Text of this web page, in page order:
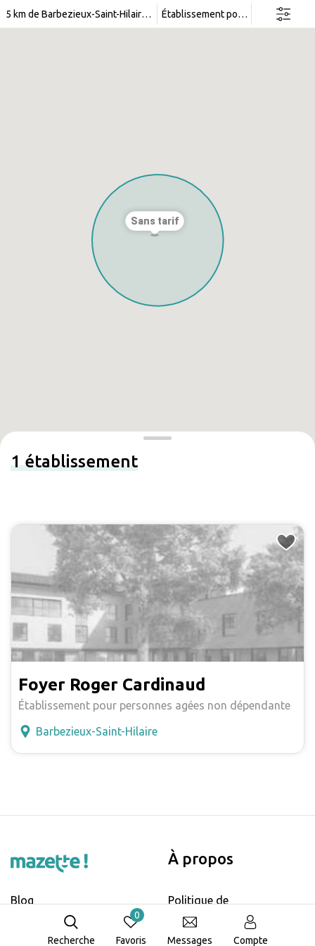
5 km de Barbezieux-Saint-Hilaire (16)Établissement pour personnes
1établissement
Foyer Roger Cardinaud
Établissement pour personnes agées non dépendante
Barbezieux-Saint-Hilaire
Rechercher dans cette zone
Sans tarif
Blog
Mentions légales
À propos
Politique de
confidentialité et cookies
Recherche Favoris
0
Messages Compte